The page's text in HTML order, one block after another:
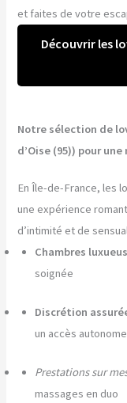
et faites de votre
Découvrir les
Notre sélection de
d’Oise (95)) pour
En Île-de-France, les
une expérience
d’intimité et de
Chambres
soignée
Discrétion
un accès autonome
Prestations sur
massages en duo